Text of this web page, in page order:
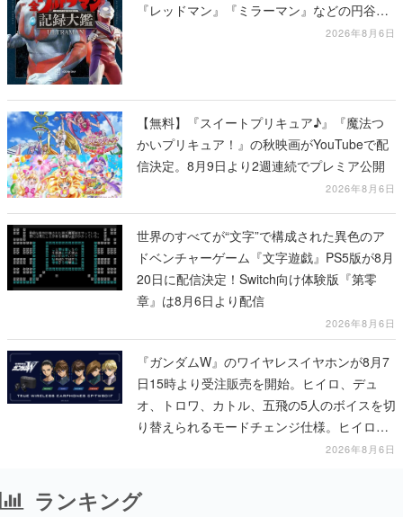
『レッドマン』『ミラーマン』などの円谷特
2026年8月6日
【無料】『スイートプリキュア♪』『魔法つ
かいプリキュア！』の秋映画がYouTubeで配
信決定。8月9日より2週連続でプレミア公開
2026年8月6日
世界のすべてが“文字”で構成された異色のア
ドベンチャーゲーム『文字遊戯』PS5版が8月
20日に配信決定！Switch向け体験版『第零
章』は8月6日より配信
2026年8月6日
『ガンダムW』のワイヤレスイヤホンが8月7
日15時より受注販売を開始。ヒイロ、デュ
オ、トロワ、カトル、五飛の5人のボイスを切
り替えられるモードチェンジ仕様。ヒイロが
「お前を殺す」「死ぬほど痛いぞ」とささや
2026年8月6日
ランキング